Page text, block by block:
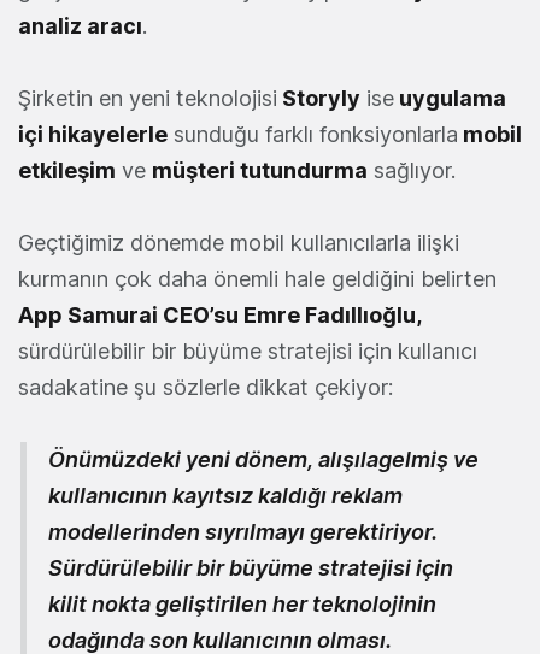
analiz aracı.
Şirketin en yeni teknolojisi Storyly ise uygulama
içi hikayelerle sunduğu farklı fonksiyonlarla mobil
etkileşim ve müşteri tutundurma sağlıyor.
Geçtiğimiz dönemde mobil kullanıcılarla ilişki
kurmanın çok daha önemli hale geldiğini belirten
App Samurai CEO’su Emre Fadıllıoğlu,
sürdürülebilir bir büyüme stratejisi için kullanıcı
sadakatine şu sözlerle dikkat çekiyor:
Önümüzdeki yeni dönem, alışılagelmiş ve
kullanıcının kayıtsız kaldığı reklam
modellerinden sıyrılmayı gerektiriyor.
Sürdürülebilir bir büyüme stratejisi için
kilit nokta geliştirilen her teknolojinin
odağında son kullanıcının olması.